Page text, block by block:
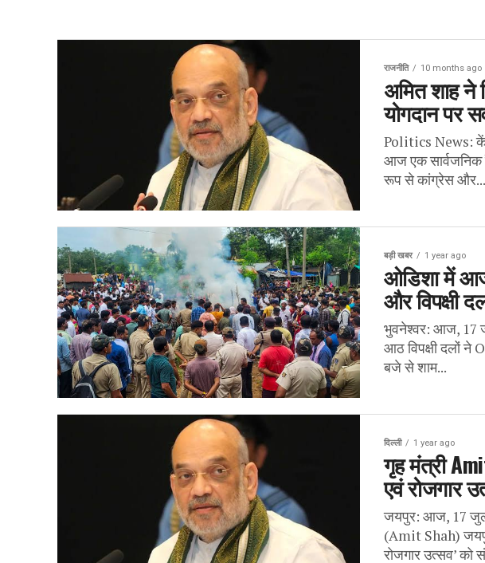
राजनीति 10 months ago
अमित शाह ने
योगदान पर
Politics News:
आज एक सार्वजनिक
रूप से कांग्रेस और...
बड़ी खबर 1 year ago
ओडिशा में आज
और विपक्षी
भुवनेश्वर: आज, 17
आठ विपक्षी दलों ने
बजे से शाम...
दिल्ली 1 year ago
गृह मंत्री
एवं रोजगार
जयपुर: आज, 17
(Amit Shah)
रोजगार उत्सव’ को